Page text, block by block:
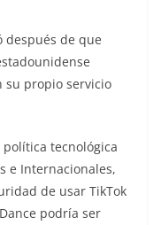
después de que
su propio servicio
política tecnológica
e Internacionales,
de usar TikTok
podría ser